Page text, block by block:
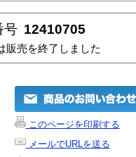
号 12410705
販売を終了しました
このページを印刷する
メールでURLを送る